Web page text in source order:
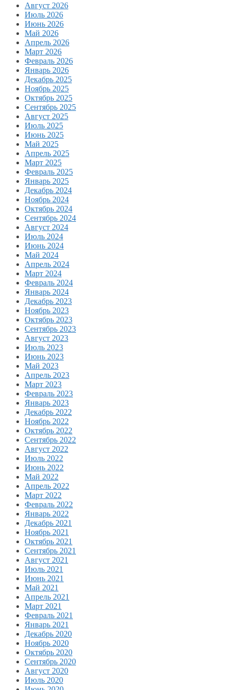
Август 2026
Июль 2026
Июнь 2026
Май 2026
Апрель 2026
Март 2026
Февраль 2026
Январь 2026
Декабрь 2025
Ноябрь 2025
Октябрь 2025
Сентябрь 2025
Август 2025
Июль 2025
Июнь 2025
Май 2025
Апрель 2025
Март 2025
Февраль 2025
Январь 2025
Декабрь 2024
Ноябрь 2024
Октябрь 2024
Сентябрь 2024
Август 2024
Июль 2024
Июнь 2024
Май 2024
Апрель 2024
Март 2024
Февраль 2024
Январь 2024
Декабрь 2023
Ноябрь 2023
Октябрь 2023
Сентябрь 2023
Август 2023
Июль 2023
Июнь 2023
Май 2023
Апрель 2023
Март 2023
Февраль 2023
Январь 2023
Декабрь 2022
Ноябрь 2022
Октябрь 2022
Сентябрь 2022
Август 2022
Июль 2022
Июнь 2022
Май 2022
Апрель 2022
Март 2022
Февраль 2022
Январь 2022
Декабрь 2021
Ноябрь 2021
Октябрь 2021
Сентябрь 2021
Август 2021
Июль 2021
Июнь 2021
Май 2021
Апрель 2021
Март 2021
Февраль 2021
Январь 2021
Декабрь 2020
Ноябрь 2020
Октябрь 2020
Сентябрь 2020
Август 2020
Июль 2020